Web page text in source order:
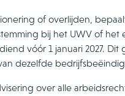
of overlijden,
bij het UWV of het
vóór 1 januari 2027. Dit
dezelfde
over alle